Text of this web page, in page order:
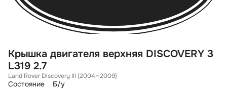
Крышка двигателя верхняя DISCOVERY 3
L319 2.7
Land Rover Discovery III (2004—2009)
Состояние
Б/у